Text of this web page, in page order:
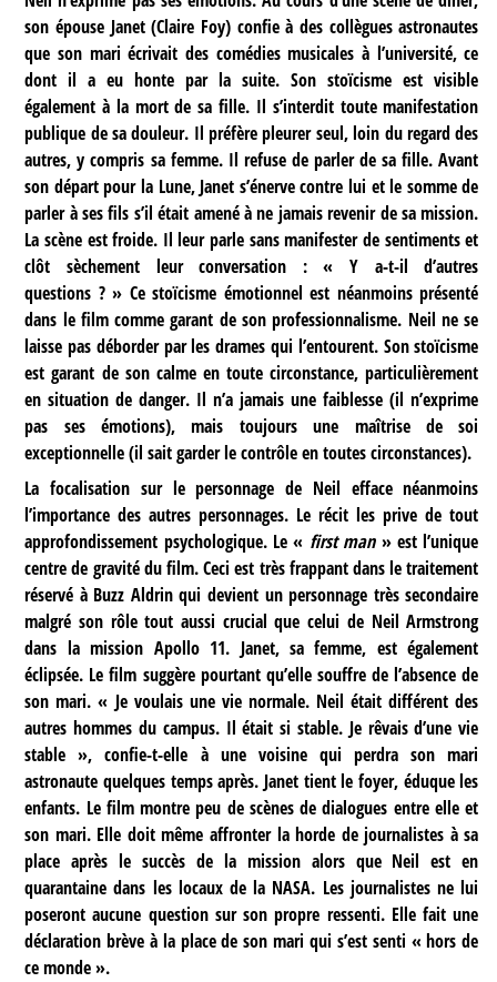
son épouse Janet (Claire Foy) confie à des collègues astronautes
que son mari écrivait des comédies musicales à l’université, ce
dont il a eu honte par la suite. Son stoïcisme est visible
également à la mort de sa fille. Il s’interdit toute manifestation
publique de sa douleur. Il préfère pleurer seul, loin du regard des
autres, y compris sa femme. Il refuse de parler de sa fille. Avant
son départ pour la Lune, Janet s’énerve contre lui et le somme de
parler à ses fils s’il était amené à ne jamais revenir de sa mission.
La scène est froide. Il leur parle sans manifester de sentiments et
clôt sèchement leur conversation : « Y a-t-il d’autres
questions ? » Ce stoïcisme émotionnel est néanmoins présenté
dans le film comme garant de son professionnalisme. Neil ne se
laisse pas déborder par les drames qui l’entourent. Son stoïcisme
est garant de son calme en toute circonstance, particulièrement
en situation de danger. Il n’a jamais une faiblesse (il n’exprime
pas ses émotions), mais toujours une maîtrise de soi
exceptionnelle (il sait garder le contrôle en toutes circonstances).
La focalisation sur le personnage de Neil efface néanmoins
l’importance des autres personnages. Le récit les prive de tout
approfondissement psychologique. Le « first man» est l’unique
centre de gravité du film. Ceci est très frappant dans le traitement
réservé à Buzz Aldrin qui devient un personnage très secondaire
malgré son rôle tout aussi crucial que celui de Neil Armstrong
dans la mission Apollo 11. Janet, sa femme, est également
éclipsée. Le film suggère pourtant qu’elle souffre de l’absence de
son mari. « Je voulais une vie normale. Neil était différent des
autres hommes du campus. Il était si stable. Je rêvais d’une vie
stable », confie-t-elle à une voisine qui perdra son mari
astronaute quelques temps après. Janet tient le foyer, éduque les
enfants. Le film montre peu de scènes de dialogues entre elle et
son mari. Elle doit même affronter la horde de journalistes à sa
place après le succès de la mission alors que Neil est en
quarantaine dans les locaux de la NASA. Les journalistes ne lui
poseront aucune question sur son propre ressenti. Elle fait une
déclaration brève à la place de son mari qui s’est senti « hors de
ce monde ».